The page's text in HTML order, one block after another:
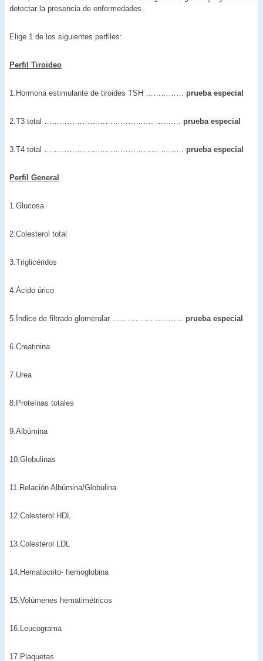
detectar la presencia de enfermedades.
Elige 1 de los siguientes perfiles:
Perfil Tiroideo
1.Hormona estimulante de tiroides TSH …………… prueba especial
2.T3 total ……………………………………. ………. prueba especial
3.T4 total ……………………………………… ……… prueba especial
Perfil General
1.Glucosa
2.Colesterol total
3.Triglicéridos
4.Ácido úrico
5.Índice de filtrado glomerular ………………………. prueba especial
6.Creatinina
7.Urea
8.Proteínas totales
9.Albúmina
10.Globulinas
11.Relación Albúmina/Globulina
12.Colesterol HDL
13.Colesterol LDL
14.Hematocrito- hemoglobina
15.Volúmenes hematimétricos
16.Leucograma
17.Plaquetas